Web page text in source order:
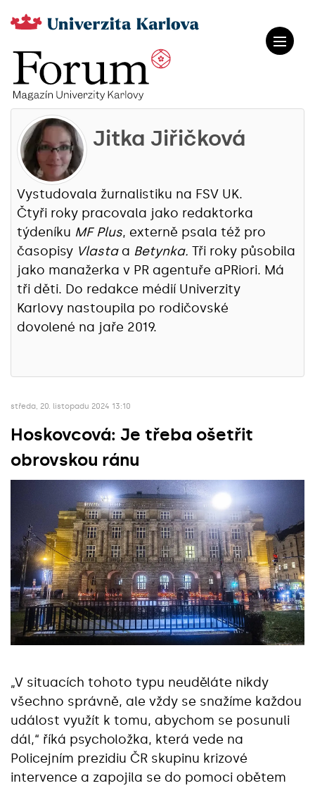
Jitka Jiřičková
Vystudovala žurnalistiku na FSV UK.
Čtyři roky pracovala jako redaktorka
týdeníku MF Plus, externě psala též pro
časopisy Vlastaa Betynka. Tři roky působila
jako manažerka v PR agentuře aPRiori. Má
tři děti. Do redakce médií Univerzity
Karlovy nastoupila po rodičovské
dovolené na jaře 2019.
středa, 20. listopadu 2024 13:10
Hoskovcová: Je třeba ošetřit
obrovskou ránu
„V situacích tohoto typu neuděláte nikdy
všechno správně, ale vždy se snažíme každou
událost využít k tomu, abychom se posunuli
dál,“ říká psycholožka, která vede na
Policejním prezidiu ČR skupinu krizové
intervence a zapojila se do pomoci obětem